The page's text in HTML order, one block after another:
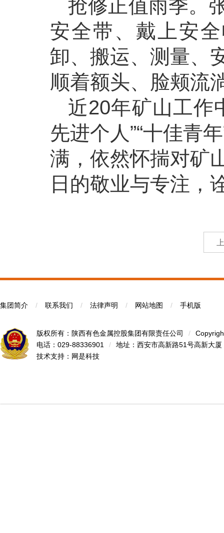
抢修正值雨季。
安全带、戴上安
卸、搬运、测量、
顺着额头、脸颊流
近20年矿山工作
先进个人”“十佳青
满，依然怀揣对矿
日的敬业与专注，
集团简介 / 联系我们 / 法律声明 / 网站地图 / 手机版
版权所有：陕西有色金属控股集团有限责任公司 /
电话：029-88336901
/
地址：西安市高新路51号高新大厦
技术支持： 网是科技